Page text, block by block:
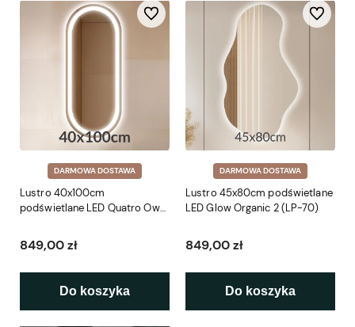
DARMOWA DOSTAWA
Lustro 40x100cm
podświetlane LED Quatro Owal
849,00 zł
Do koszyka
Do ulubionych
DARMOWA DOSTAWA
Lustro 45x80cm podświetlane
LED Glow Organic 2 (LP-70)
849,00 zł
Do koszyka
Do